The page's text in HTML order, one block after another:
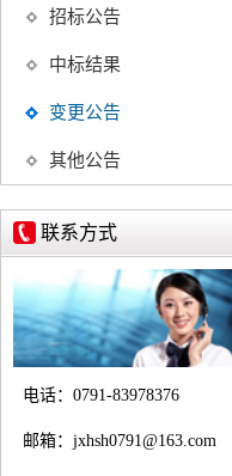
招标公告
中标结果
变更公告
其他公告
联系方式
电话： 0791-83978376
邮箱： jxhsh0791@163.com